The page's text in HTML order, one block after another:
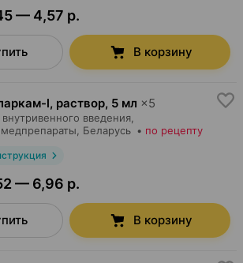
— 4,57 р.
В корзину
l, раствор, 5 мл ×5
внутривенного введения,
, Беларусь • по рецепту
— 6,96 р.
В корзину